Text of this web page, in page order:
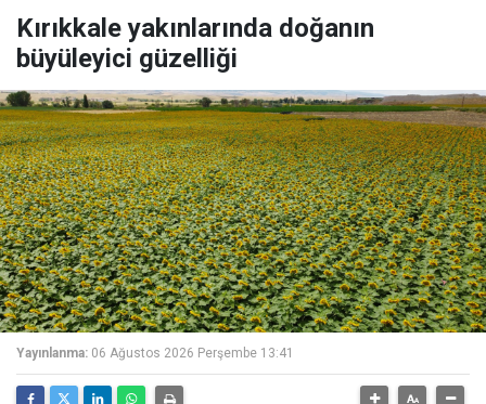
Kırıkkale yakınlarında doğanın
büyüleyici güzelliği
Yayınlanma: 06 Ağustos 2026 Perşembe 13:41